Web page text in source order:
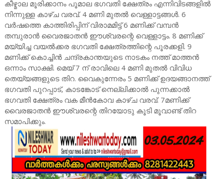
കീഴ്മാല മൂരിക്കാനം പൂമാല ഭഗവതി ക്ഷേത്രം എന്നിവിടങ്ങളിൽ
നിന്നുള്ള കാഴ്ച വരവ്. 4 മണി മുതൽ വെള്ളാട്ടങ്ങൾ. 6
വർഷത്തെ കാത്തിരിപ്പിന് വിരാമമിട്ട് 6 മണിക്ക് വമ്പൻ
തമ്പുരാൻ വൈരജാതൻ ഈശ്വരന്റെ വെള്ളാട്ടം. 8 മണിക്ക്
മയ്യിച്ച വയൽക്കര ഭഗവതി ക്ഷേത്രത്തിന്റെ പൂരക്കളി. 9
മണിക്ക് കൊച്ചിൻ ചന്ദ്രകാന്തയുടെ നാടകം നത്ത് മാത്തൻ
ഒന്നാം സാക്ഷി. മെയ് 7 ന് രാവിലെ 4 മണി മുതൽ വിവിധ
തെയ്യങ്ങളുടെ തിറ. വൈകുന്നേരം 5 മണിക്ക് ഉദയങ്ങാനത്ത്
ഭഗവതി പുറപ്പാട്, കാടങ്കോട് നെല്ലിക്കാൽ പുന്നക്കാൽ
ഭഗവതി ക്ഷേത്രം വക മീൻകോവ കാഴ്ച വരവ്. 7മണിക്ക്
വൈരജാതൻ ഈശ്വരന്റെ തിറയോടു കൂടി മൂവാണ്ട് തിറ
സമാപിക്കും.